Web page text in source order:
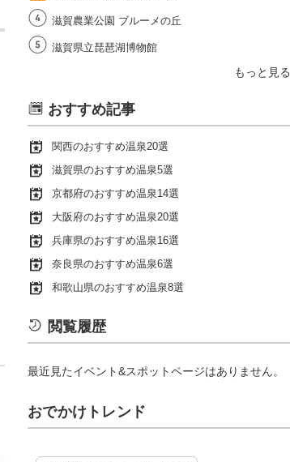
滋賀農業公園 ブルーメの丘
滋賀県立琵琶湖博物館
もっと見る
おすすめ記事
関西のおすすめ温泉20選
滋賀県のおすすめ温泉5選
京都府のおすすめ温泉14選
大阪府のおすすめ温泉20選
兵庫県のおすすめ温泉16選
奈良県のおすすめ温泉6選
和歌山県のおすすめ温泉8選
閲覧履歴
最近見たイベント&スポットページはありません。
おでかけトレンド